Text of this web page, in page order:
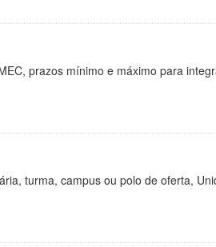
prazos mínimo e máximo para
turma, campus ou polo de oferta,